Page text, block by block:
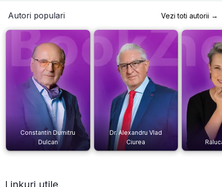
Autori populari Vezi toti autorii →
Constantin Dumitru
Dulcan
Dr. Alexandru Vlad
Ciurea
Linkuri utile